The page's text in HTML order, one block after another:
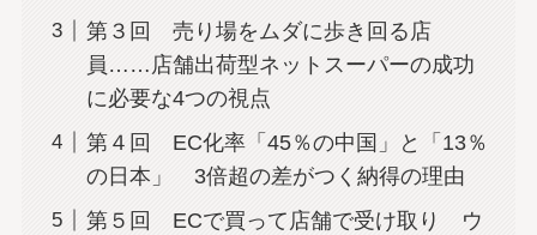
第３回 売り場をムダに歩き回る店
員……店舗出荷型ネットスーパーの成功
に必要な4つの視点
第４回 EC化率「45％の中国」と「13％
の日本」 3倍超の差がつく納得の理由
第５回 ECで買って店舗で受け取り ウ